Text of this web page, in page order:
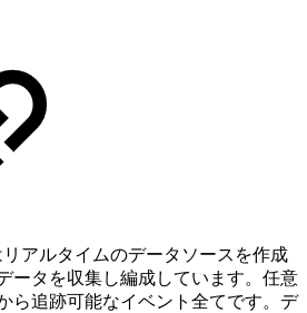
リアルタイムのデータソースを作成
ータを収集し編成しています。任意
ら追跡可能なイベント全てです。デ